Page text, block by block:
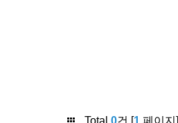
Total 0건 [1 페이지]